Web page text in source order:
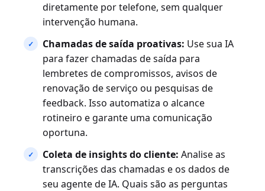
diretamente por telefone, sem qualquer
intervenção humana.
Chamadas de saída proativas: Use sua IA
para fazer chamadas de saída para
lembretes de compromissos, avisos de
renovação de serviço ou pesquisas de
feedback. Isso automatiza o alcance
rotineiro e garante uma comunicação
oportuna.
Coleta de insights do cliente: Analise as
transcrições das chamadas e os dados de
seu agente de IA. Quais são as perguntas